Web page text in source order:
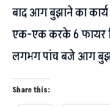
बाद आग बुझाने का
एक-एक करके 6 फायर
लगभग पांच बजे आग
Share this: